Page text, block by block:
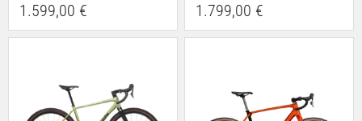
1.599,00 € 1.799,00 €